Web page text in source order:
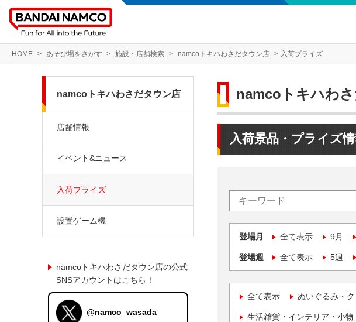
HOME あそび場をさがす 施設・店舗検索 namcoトキハわさだタウン店 入荷プライズ
namcoトキハわ
入荷景品・プライズ
登場月 全て表示 9月
登場週 全て表示 5週
全て表示 ぬいぐるみ・
生活雑貨・インテリア・小物
namcoトキハわさだタウン店
店舗情報
イベント&ニュース
入荷プライズ
設置ゲーム機
namcoトキハわさだタウン店の公式
SNSアカウントはこちら！
@namco_wasada